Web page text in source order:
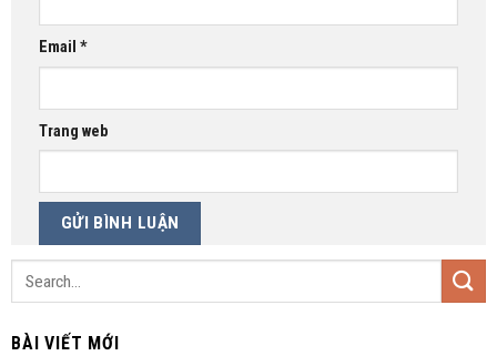
Email *
Trang web
BÀI VIẾT MỚI